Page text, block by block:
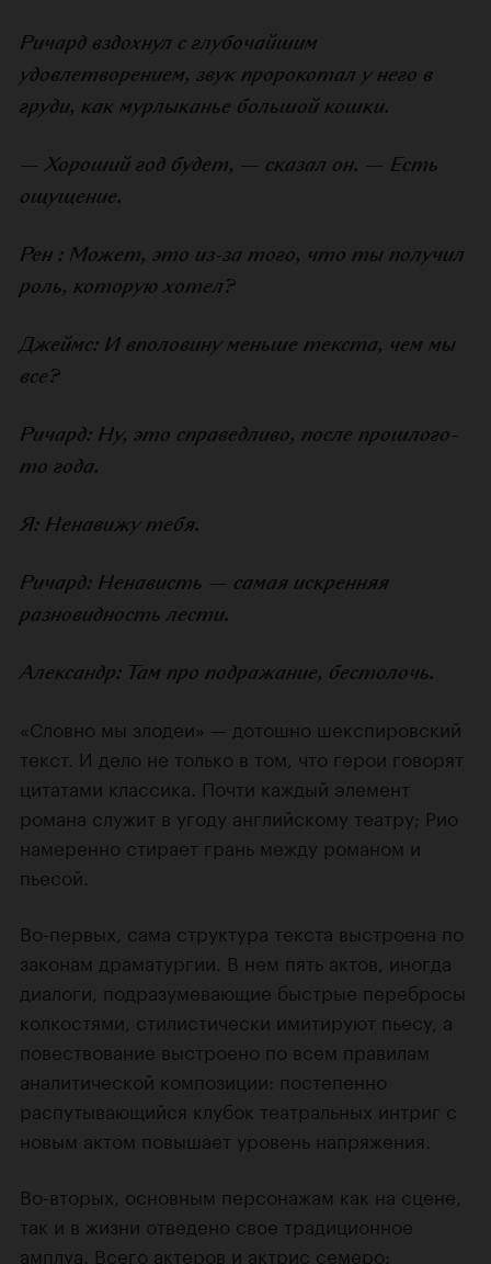
Ричард вздохнул с глубочайшим
удовлетворением, звук пророкотал у него в
груди, как мурлыканье большой кошки.
— Хороший год будет, — сказал он. — Есть
ощущение.
Рен : Может, это из-за того, что ты получил
роль, которую хотел?
Джеймс: И вполовину меньше текста, чем мы
все?
Ричард: Ну, это справедливо, после прошлого-
то года.
Я: Ненавижу тебя.
Ричард: Ненависть — самая искренняя
разновидность лести.
Александр: Там про подражание, бестолочь.
«Словно мы злодеи» — дотошно шекспировский
текст. И дело не только в том, что герои говорят
цитатами классика. Почти каждый элемент
романа служит в угоду английскому театру; Рио
намеренно стирает грань между романом и
пьесой.
Во-первых, сама структура текста выстроена по
законам драматургии. В нем пять актов, иногда
диалоги, подразумевающие быстрые перебросы
колкостями, стилистически имитируют пьесу, а
повествование выстроено по всем правилам
аналитической композиции: постепенно
распутывающийся клубок театральных интриг с
новым актом повышает уровень напряжения.
Во-вторых, основным персонажам как на сцене,
так и в жизни отведено свое традиционное
амплуа. Всего актеров и актрис семеро: